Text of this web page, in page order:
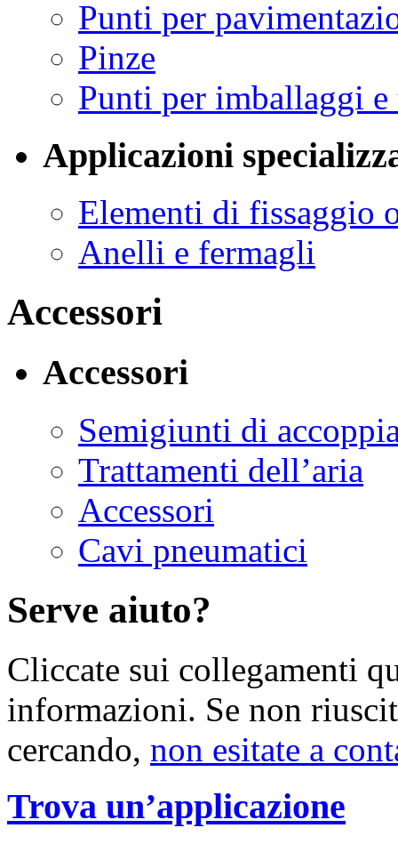
Punti per
Pinze
Punti per imballaggi e
Applicazioni
Elementi di fissaggio
Anelli e fermagli
Accessori
Accessori
Semigiunti di
Trattamenti dell’aria
Accessori
Cavi pneumatici
Serve aiuto?
Cliccate sui collegamenti
informazioni. Se non
cercando, non esitate a
Trova un’applicazione